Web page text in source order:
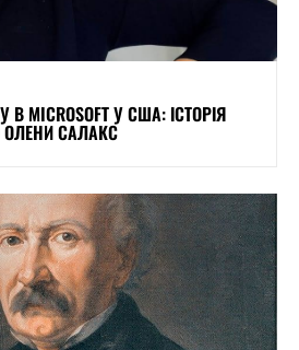
MICROSOFT У США: ІСТОРІЯ
ОЛЕНИ САЛАКС